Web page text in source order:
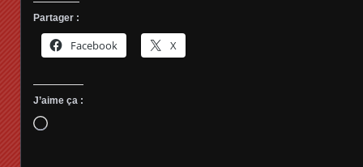
Partager :
Facebook X
J’aime ça :
Chargement…